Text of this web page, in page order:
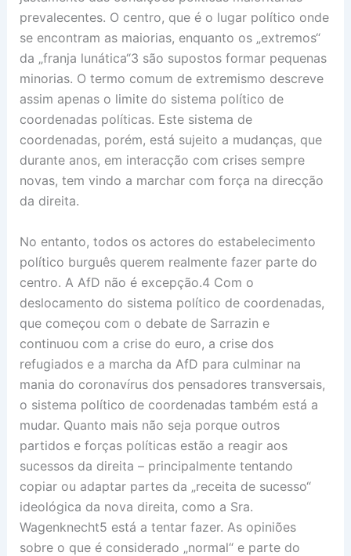
prevalecentes. O centro, que é o lugar político onde
se encontram as maiorias, enquanto os „extremos“
da „franja lunática“3 são supostos formar pequenas
minorias. O termo comum de extremismo descreve
assim apenas o limite do sistema político de
coordenadas políticas. Este sistema de
coordenadas, porém, está sujeito a mudanças, que
durante anos, em interacção com crises sempre
novas, tem vindo a marchar com força na direcção
da direita.
No entanto, todos os actores do estabelecimento
político burguês querem realmente fazer parte do
centro. A AfD não é excepção.4 Com o
deslocamento do sistema político de coordenadas,
que começou com o debate de Sarrazin e
continuou com a crise do euro, a crise dos
refugiados e a marcha da AfD para culminar na
mania do coronavírus dos pensadores transversais,
o sistema político de coordenadas também está a
mudar. Quanto mais não seja porque outros
partidos e forças políticas estão a reagir aos
sucessos da direita – principalmente tentando
copiar ou adaptar partes da „receita de sucesso“
ideológica da nova direita, como a Sra.
Wagenknecht5 está a tentar fazer. As opiniões
sobre o que é considerado „normal“ e parte do